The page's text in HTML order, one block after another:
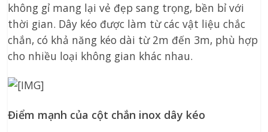
không gỉ mang lại vẻ đẹp sang trọng, bền bỉ với
thời gian. Dây kéo được làm từ các vật liệu chắc
chắn, có khả năng kéo dài từ 2m đến 3m, phù hợp
cho nhiều loại không gian khác nhau.
Điểm mạnh của cột chắn inox dây kéo